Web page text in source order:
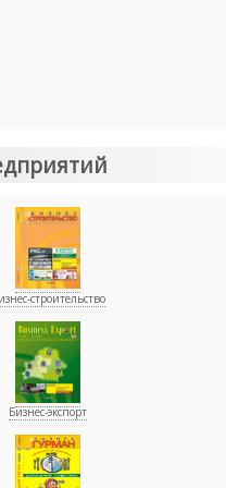
строительство
Бизнес-экспорт